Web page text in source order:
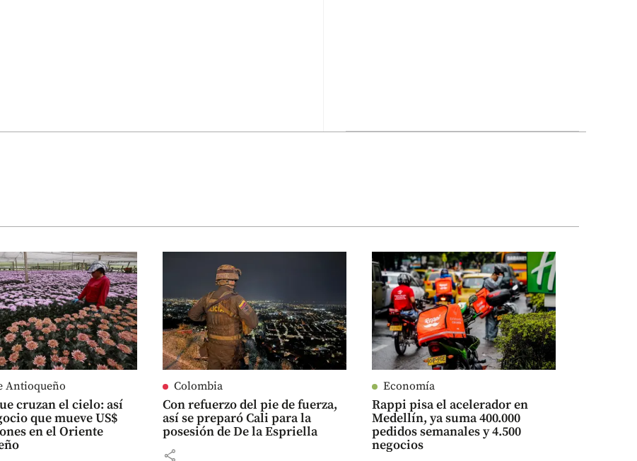
Antioqueño
cruzan el cielo: así
que mueve US$
en el Oriente
Colombia
Con refuerzo del pie de fuerza,
así se preparó Cali para la
posesión de De la Espriella
share
Economía
Rappi pisa el acelerador en
Medellín, ya suma 400.000
pedidos semanales y 4.500
negocios